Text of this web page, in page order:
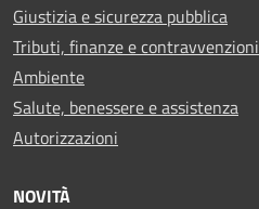
Giustizia e sicurezza pubblica
Tributi, finanze e contravvenzioni
Ambiente
Salute, benessere e assistenza
Autorizzazioni
NOVITÀ